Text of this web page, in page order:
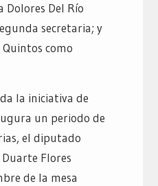
Dolores Del Río
secretaria; y
como
la iniciativa de
un periodo de
el diputado
Duarte Flores
de la mesa